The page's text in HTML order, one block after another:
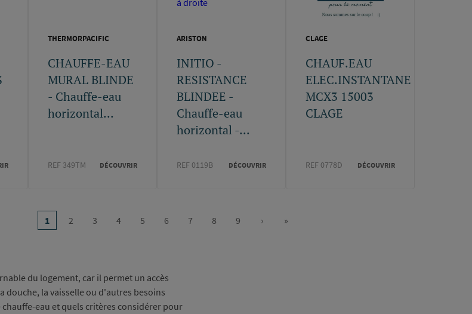
THERMORPACIFIC
CHAUFFE-EAU
MURAL BLINDE
- Chauffe-eau
horizontal...
REF 349TM DÉCOUVRIR
ARISTON
INITIO -
RESISTANCE
BLINDEE -
Chauffe-eau
horizontal -...
REF 0119B DÉCOUVRIR
CLAGE
CHAUF.EAU
ELEC.INSTANTANE
MCX3 15003
CLAGE
REF 0778D DÉCOUVRIR
Page
1 Page
2 Page
3 Page
4 Page
5 Page
6 Page
7 Page
8 Page
9
Page
›
Dernière
»
du logement, car il permet un accès
douche, la vaisselle ou d'autres besoins
eau et quels critères considérer pour